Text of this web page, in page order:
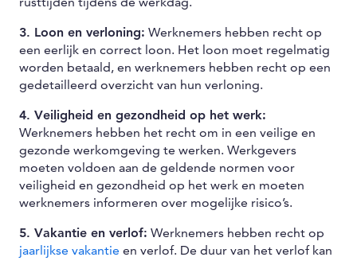
3. Loon en verloning: Werknemers hebben recht op
een eerlijk en correct loon. Het loon moet regelmatig
worden betaald, en werknemers hebben recht op een
gedetailleerd overzicht van hun verloning.
4. Veiligheid en gezondheid op het werk:
Werknemers hebben het recht om in een veilige en
gezonde werkomgeving te werken. Werkgevers
moeten voldoen aan de geldende normen voor
veiligheid en gezondheid op het werk en moeten
werknemers informeren over mogelijke risico’s.
5. Vakantie en verlof: Werknemers hebben recht op
jaarlijkse vakantie en verlof. De duur van het verlof kan